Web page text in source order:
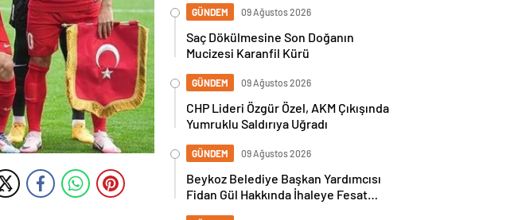
GÜNDEM 09 Ağustos 2026
Saç Dökülmesine Son Doğanın
Mucizesi Karanfil Kürü
GÜNDEM 09 Ağustos 2026
CHP Lideri Özgür Özel, AKM Çıkışında
Yumruklu Saldırıya Uğradı
GÜNDEM 09 Ağustos 2026
Beykoz Belediye Başkan Yardımcısı
Fidan Gül Hakkında İhaleye Fesat